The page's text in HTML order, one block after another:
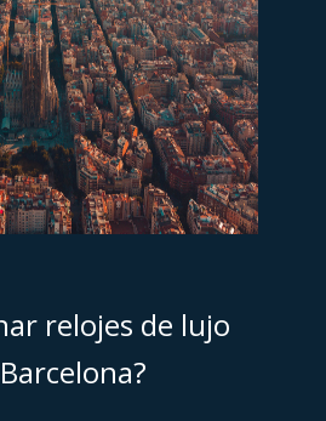
relojes de lujo